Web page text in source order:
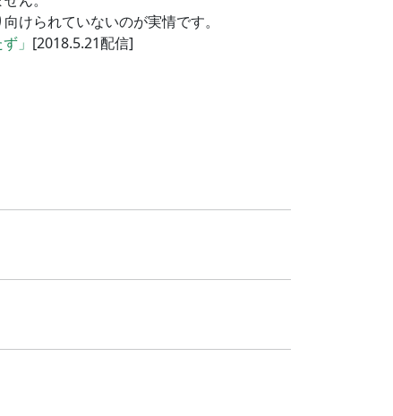
けられていないのが実情です。
」 [2018.5.21配信]